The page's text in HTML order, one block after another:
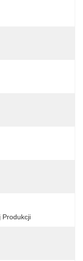
Produkcji